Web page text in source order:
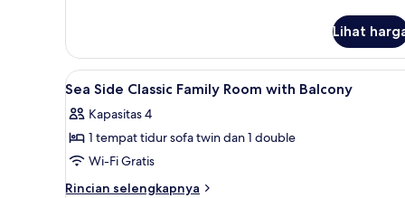
Lihat
Lihat
semua
foto
untuk
Sea
Side
Minibar, brankas, tirai kedap
1
Sea Side Classic Family Room with Balcony
Kapasitas 4
1 tempat tidur sofa twin dan 1 double
Wi-Fi Gratis
Rincian selengkapnya
Rincian